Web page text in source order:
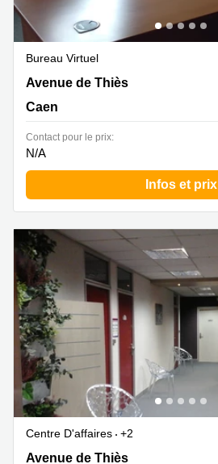
Bureau Virtuel
26 avenue de Thies, Caen
Avenue de Thiès
Caen
Contact pour le prix:
N/A
Infos et prix
Centre D'affaires
+2
26 avenue de Thies, Caen
Avenue de Thiès